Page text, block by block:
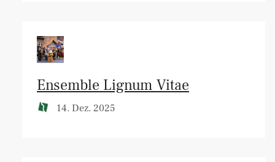
Ensemble Lignum Vitae
14. Dez. 2025